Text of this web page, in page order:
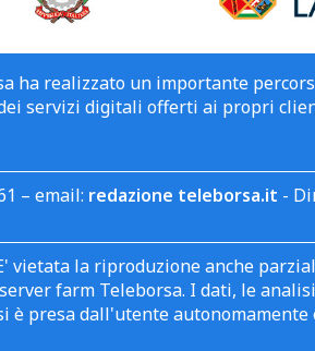
ha realizzato un importante
servizi digitali offerti ai propri
– email: redazione teleborsa.it -
vietata la riproduzione anche
farm Teleborsa. I dati, le
è presa dall'utente autonomamente